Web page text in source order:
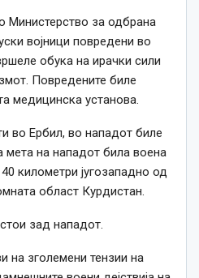
Министерство за одбрана
војници повредени во
обука на ирачки сили
Повредените биле
медицинска установа.
во Ербил, во нападот биле
мета на нападот била воена
километри југозападно од
област Курдистан.
зад нападот.
на зголемени тензии на